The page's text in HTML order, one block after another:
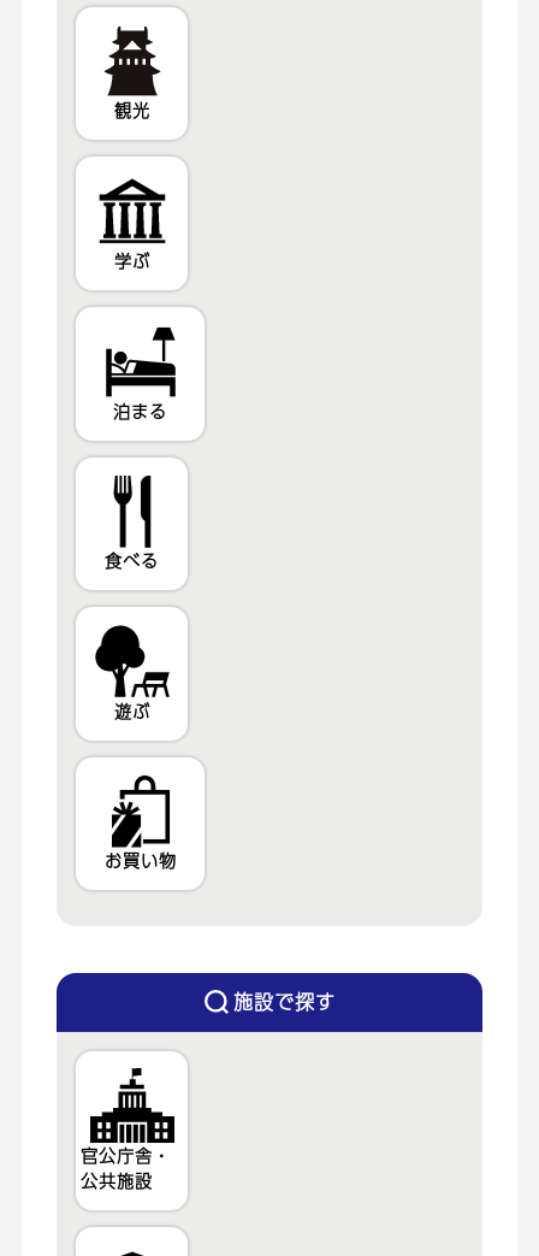
観光
学ぶ
泊まる
食べる
遊ぶ
お買い物
施設で探す
官公庁舎・
公共施設